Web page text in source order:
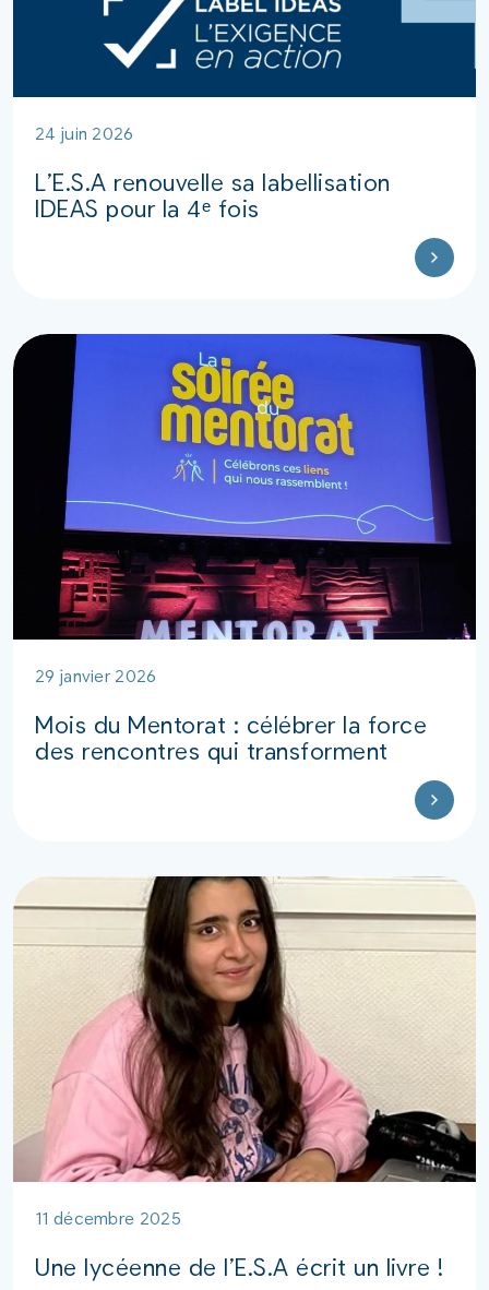
24 juin 2026
L’E.S.A renouvelle sa labellisation
IDEAS pour la 4ᵉ fois
29 janvier 2026
Mois du Mentorat : célébrer la force
des rencontres qui transforment
11 décembre 2025
Une lycéenne de l’E.S.A écrit un livre !